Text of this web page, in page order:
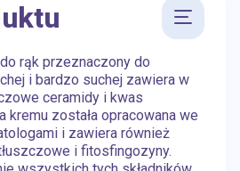
rąk przeznaczony do
i bardzo suchej zawiera w
ceramidy i kwas
kremu została opracowana we
i zawiera również
i fitosfingozyny.